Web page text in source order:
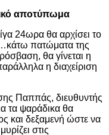
αποτύπωμα
24ωρα θα αρχίσει το
πατώματα της
θα γίνεται η
η διαχείριση
Παππάς, διευθυντής
τα ψαράδικα θα
και δεξαμενή ώστε να
στις